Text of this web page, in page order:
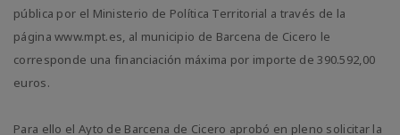
pública por el Ministerio de Política Territorial a través de la
página www.mpt.es, al municipio de Barcena de Cicero le
corresponde una financiación máxima por importe de 390.592,00
euros.
Para ello el Ayto de Barcena de Cicero aprobó en pleno solicitar la